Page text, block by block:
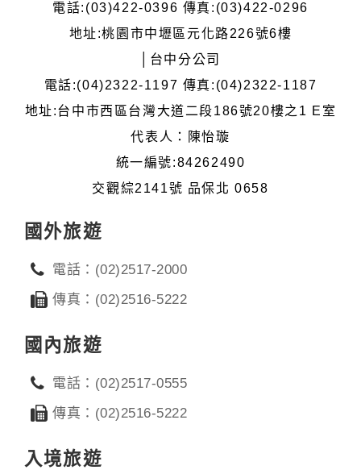
電話:(03)422-0396 傳真:(03)422-0296
地址:桃園市中壢區元化路226號6樓
│台中分公司
電話:(04)2322-1197 傳真:(04)2322-1187
地址:台中市西區台灣大道二段186號20樓之1 E室
代表人：陳怡璇
統一編號:84262490
交觀綜2141號 品保北 0658
國外旅遊
電話：(02)2517-2000
傳真：(02)2516-5222
國內旅遊
電話：(02)2517-0555
傳真：(02)2516-5222
入境旅遊